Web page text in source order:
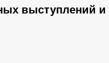
выступлений и